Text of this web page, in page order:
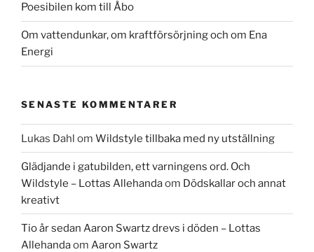
Poesibilen kom till Åbo
Om vattendunkar, om kraftförsörjning och om Ena
Energi
SENASTE KOMMENTARER
Lukas Dahl om Wildstyle tillbaka med ny utställning
Glädjande i gatubilden, ett varningens ord. Och
Wildstyle – Lottas Allehandaom Dödskallar och annat
kreativt
Tio år sedan Aaron Swartz drevs i döden – Lottas
Allehandaom Aaron Swartz